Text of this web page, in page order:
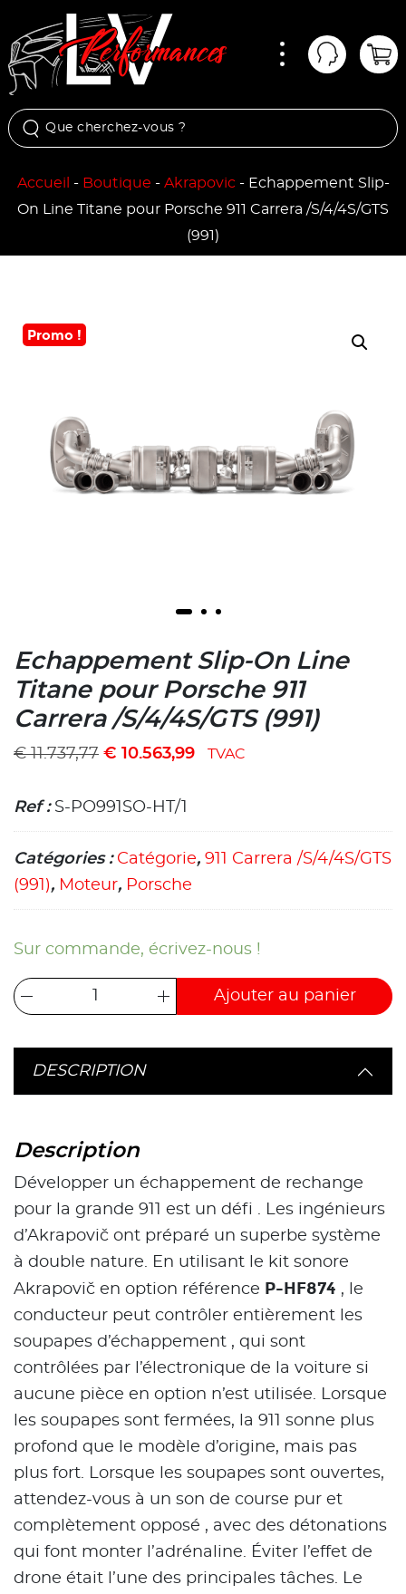
Mon
Accueil - Boutique - Akrapovic- Echappement Slip-
On Line Titane pour Porsche 911 Carrera /S/4/4S/GTS
(991)
Promo !
Echappement Slip-On Line
Titane pour Porsche 911
Carrera /S/4/4S/GTS (991)
€11.737,77 € 10.563,99 TVAC
Ref : S-PO991SO-HT/1
Catégories : Catégorie, 911 Carrera /S/4/4S/GTS
(991), Moteur, Porsche
Sur commande, écrivez-nous !
Ajouter au panier
DESCRIPTION
Description
Développer un échappement de rechange
pour la grande 911 est un défi . Les ingénieurs
d’Akrapovič ont préparé un superbe système
à double nature. En utilisant le kit sonore
Akrapovič en option référence P-HF874 , le
conducteur peut contrôler entièrement les
soupapes d’échappement , qui sont
contrôlées par l’électronique de la voiture si
aucune pièce en option n’est utilisée. Lorsque
les soupapes sont fermées, la 911 sonne plus
profond que le modèle d’origine, mais pas
plus fort. Lorsque les soupapes sont ouvertes,
attendez-vous à un son de course pur et
complètement opposé , avec des détonations
qui font monter l’adrénaline. Éviter l’effet de
drone était l’une des principales tâches. Le